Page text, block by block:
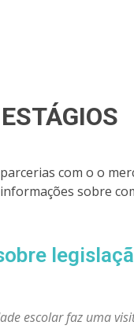
com o o
sobre
escolar faz uma